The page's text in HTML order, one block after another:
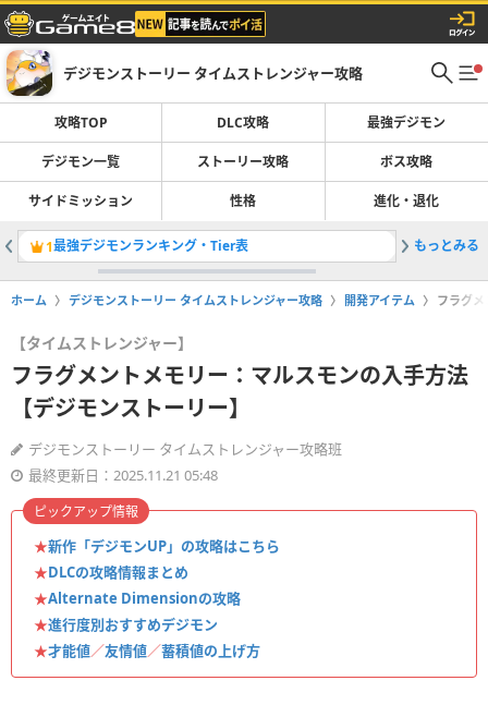
デジモンストーリー タイムストレンジャー攻略
攻略TOP DLC攻略 最強デジモン
デジモン一覧 ストーリー攻略 ボス攻略
サイドミッション 性格 進化・退化
1最強デジモンランキング・Tier表 2サイド
もっとみる
ホーム デジモンストーリー タイムストレンジャー攻略 開発アイテム フラグ
【タイムストレンジャー】
フラグメントメモリー：マルスモンの入手方法
【デジモンストーリー】
デジモンストーリー タイムストレンジャー攻略班
最終更新日：2025.11.21 05:48
★新作「デジモンUP」の攻略はこちら
★DLCの攻略情報まとめ
★Alternate Dimensionの攻略
★進行度別おすすめデジモン
★才能値／友情値／蓄積値の上げ方
ピックアップ情報